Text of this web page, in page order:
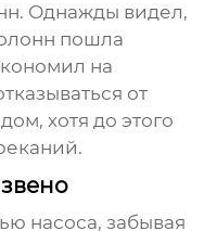
Однажды видел,
пошла
на
от
хотя до этого
насоса, забывая